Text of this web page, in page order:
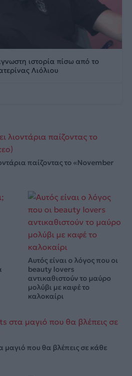
ιστορία πίσω από το
Λιόλιου
παίζοντας το «November
Αυτός είναι ο λόγος που οι
beauty lovers
αντικαθιστούν το μαύρο
μολύβι με καφέ το
καλοκαίρι
μαγιό που θα βλέπεις σε κάθε